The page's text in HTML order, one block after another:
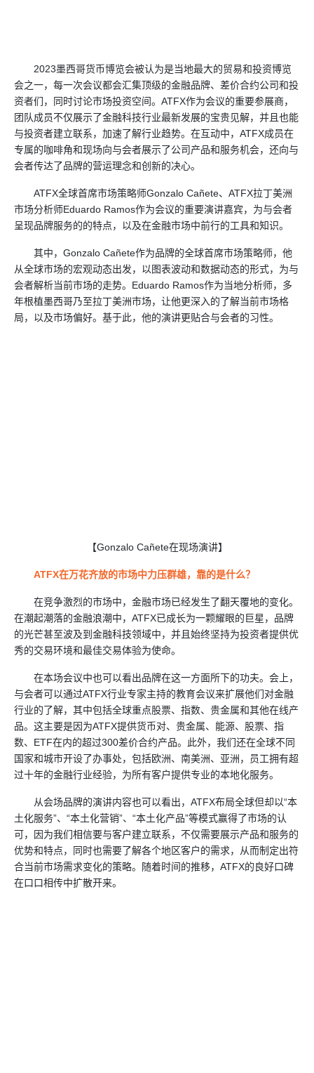
2023墨西哥货币博览会被认为是当地最大的贸易和投资博览
会之一，每一次会议都会汇集顶级的金融品牌、差价合约公司和投
资者们，同时讨论市场投资空间。ATFX作为会议的重要参展商，
团队成员不仅展示了金融科技行业最新发展的宝贵见解，并且也能
与投资者建立联系，加速了解行业趋势。在互动中，ATFX成员在
专属的咖啡角和现场向与会者展示了公司产品和服务机会，还向与
会者传达了品牌的营运理念和创新的决心。
ATFX全球首席市场策略师Gonzalo Cañete、ATFX拉丁美洲
市场分析师Eduardo Ramos作为会议的重要演讲嘉宾，为与会者
呈现品牌服务的的特点，以及在金融市场中前行的工具和知识。
其中，Gonzalo Cañete作为品牌的全球首席市场策略师，他
从全球市场的宏观动态出发，以图表波动和数据动态的形式，为与
会者解析当前市场的走势。Eduardo Ramos作为当地分析师，多
年根植墨西哥乃至拉丁美洲市场，让他更深入的了解当前市场格
局，以及市场偏好。基于此，他的演讲更贴合与会者的习性。
【Gonzalo Cañete在现场演讲】
ATFX在万花齐放的市场中力压群雄，靠的是什么？
在竞争激烈的市场中，金融市场已经发生了翻天覆地的变化。
在潮起潮落的金融浪潮中，ATFX已成长为一颗耀眼的巨星，品牌
的光芒甚至波及到金融科技领域中，并且始终坚持为投资者提供优
秀的交易环境和最佳交易体验为使命。
在本场会议中也可以看出品牌在这一方面所下的功夫。会上，
与会者可以通过ATFX行业专家主持的教育会议来扩展他们对金融
行业的了解，其中包括全球重点股票、指数、贵金属和其他在线产
品。这主要是因为ATFX提供货币对、贵金属、能源、股票、指
数、ETF在内的超过300差价合约产品。此外，我们还在全球不同
国家和城市开设了办事处，包括欧洲、南美洲、亚洲，员工拥有超
过十年的金融行业经验，为所有客户提供专业的本地化服务。
从会场品牌的演讲内容也可以看出，ATFX布局全球但却以“本
土化服务”、“本土化营销”、“本土化产品”等模式赢得了市场的认
可，因为我们相信要与客户建立联系，不仅需要展示产品和服务的
优势和特点，同时也需要了解各个地区客户的需求，从而制定出符
合当前市场需求变化的策略。随着时间的推移，ATFX的良好口碑
在口口相传中扩散开来。